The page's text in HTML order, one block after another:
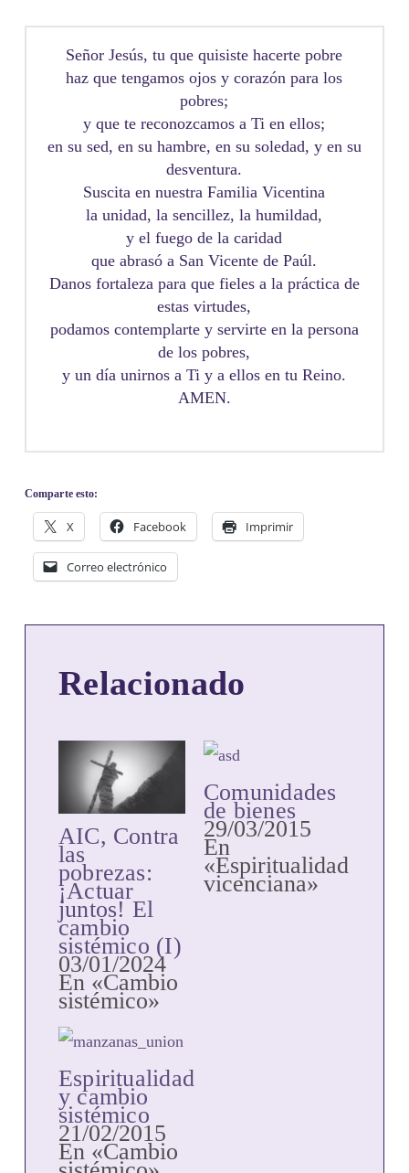
Señor Jesús, tu que quisiste hacerte pobre
haz que tengamos ojos y corazón para los
pobres;
y que te reconozcamos a Ti en ellos;
en su sed, en su hambre, en su soledad, y en su
desventura.
Suscita en nuestra Familia Vicentina
la unidad, la sencillez, la humildad,
y el fuego de la caridad
que abrasó a San Vicente de Paúl.
Danos fortaleza para que fieles a la práctica de
estas virtudes,
podamos contemplarte y servirte en la persona
de los pobres,
y un día unirnos a Ti y a ellos en tu Reino.
AMEN.
Comparte esto:
X Facebook Imprimir
Correo electrónico
Relacionado
AIC, Contra
las
pobrezas:
¡Actuar
juntos! El
cambio
sistémico (I)
03/01/2024
En «Cambio
sistémico»
Comunidades
de bienes
29/03/2015
En
«Espiritualidad
vicenciana»
Espiritualidad
y cambio
sistémico
21/02/2015
En «Cambio